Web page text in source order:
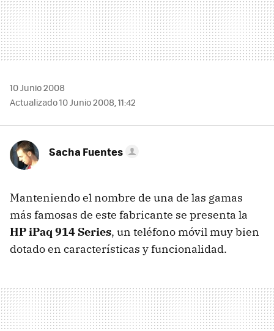
10 Junio 2008
Actualizado 10 Junio 2008, 11:42
Sacha Fuentes
Manteniendo el nombre de una de las gamas
más famosas de este fabricante se presenta la
HP iPaq 914 Series, un teléfono móvil muy bien
dotado en características y funcionalidad.